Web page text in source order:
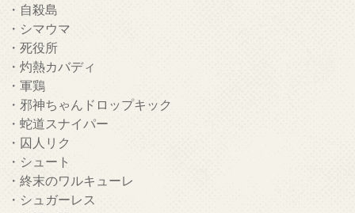
・自殺島
・シマウマ
・死役所
・灼熱カバディ
・軍鶏
・邪神ちゃんドロップキック
・蛇道スナイパー
・囚人リク
・シュート
・終末のワルキューレ
・シュガーレス